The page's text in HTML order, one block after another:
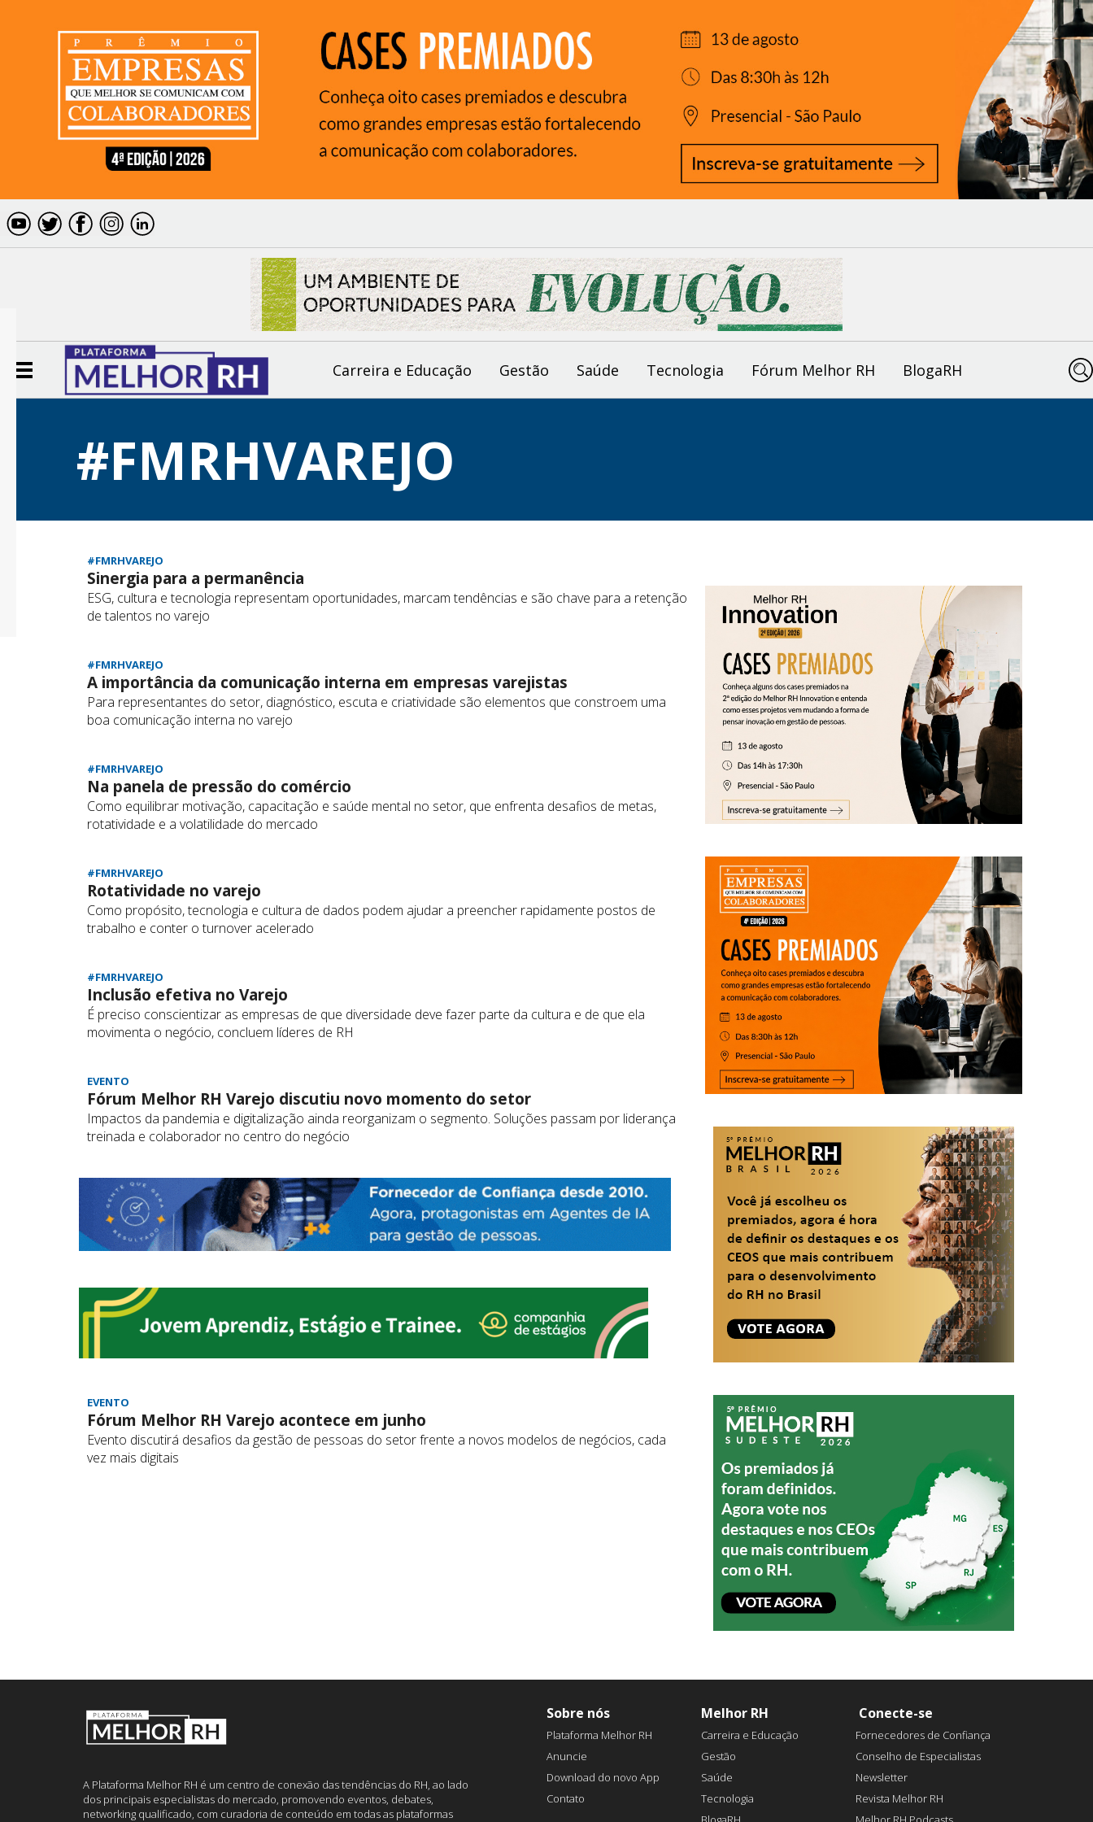
Carreira e Educação Gestão Saúde Tecnologia Fórum Melhor RH BlogaRH
#FMRHVAREJO
#FMRHVAREJO
Sinergia para a permanência
ESG, cultura e tecnologia representam oportunidades, marcam tendências e são chave para a retenção
de talentos no varejo
#FMRHVAREJO
A importância da comunicação interna em empresas varejistas
Para representantes do setor, diagnóstico, escuta e criatividade são elementos que constroem uma
boa comunicação interna no varejo
#FMRHVAREJO
Na panela de pressão do comércio
Como equilibrar motivação, capacitação e saúde mental no setor, que enfrenta desafios de metas,
rotatividade e a volatilidade do mercado
#FMRHVAREJO
Rotatividade no varejo
Como propósito, tecnologia e cultura de dados podem ajudar a preencher rapidamente postos de
trabalho e conter o turnover acelerado
#FMRHVAREJO
Inclusão efetiva no Varejo
É preciso conscientizar as empresas de que diversidade deve fazer parte da cultura e de que ela
movimenta o negócio, concluem líderes de RH
EVENTO
Fórum Melhor RH Varejo discutiu novo momento do setor
Impactos da pandemia e digitalização ainda reorganizam o segmento. Soluções passam por liderança
treinada e colaborador no centro do negócio
EVENTO
Fórum Melhor RH Varejo acontece em junho
Evento discutirá desafios da gestão de pessoas do setor frente a novos modelos de negócios, cada
vez mais digitais
A Plataforma Melhor RH é um centro de conexão das tendências do RH, ao lado
dos principais especialistas do mercado, promovendo eventos, debates,
networking qualificado, com curadoria de conteúdo em todas as plataformas
Sobre nós
Plataforma Melhor RH
Anuncie
Download do novo App
Contato
Melhor RH
Carreira e Educação
Gestão
Saúde
Tecnologia
Conecte-se
Fornecedores de Confiança
Conselho de Especialistas
Newsletter
Revista Melhor RH